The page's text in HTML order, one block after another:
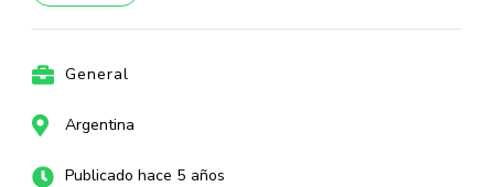
General
Argentina
Publicado hace 5 años